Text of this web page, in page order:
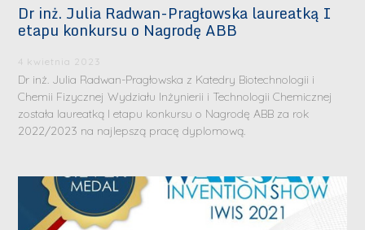
Dr inż. Julia Radwan-Pragłowska laureatką I
etapu konkursu o Nagrodę ABB
4 kwietnia 2023
Dr inż. Julia Radwan-Pragłowska z Katedry Biotechnologii i
Chemii Fizycznej Wydziału Inżynierii i Technologii Chemicznej
została laureatką I etapu konkursu o Nagrodę ABB za rok
2022/2023 na najlepszą pracę dyplomową.